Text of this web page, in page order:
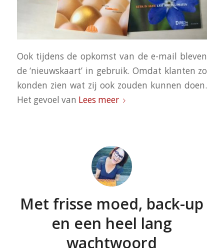
Ook tijdens de opkomst van de e-mail bleven
de ‘nieuwskaart’ in gebruik. Omdat klanten zo
konden zien wat zij ook zouden kunnen doen.
Het gevoel van Lees meer
Met frisse moed, back-up
en een heel lang
wachtwoord